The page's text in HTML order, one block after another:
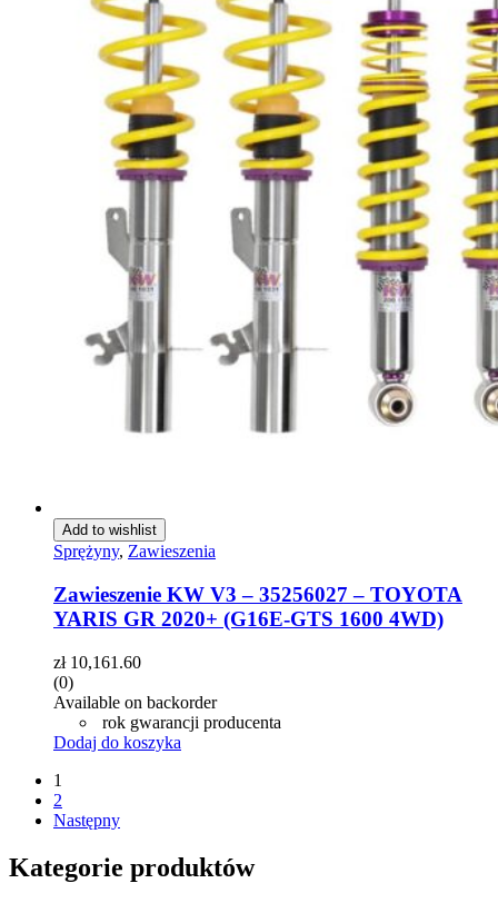
Add to wishlist
Sprężyny, Zawieszenia
Zawieszenie KW V3 – 35256027 – TOYOTA
YARIS GR 2020+ (G16E-GTS 1600 4WD)
zł10,161.60
(0)
Available on backorder
rok gwarancji producenta
Dodaj do koszyka
1
2
Następny
Kategorie produktów